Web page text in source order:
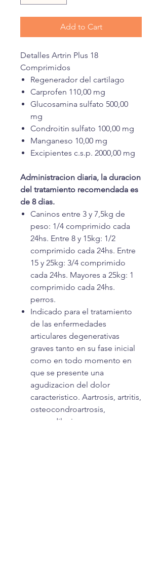
Add to Cart
Detalles Artrin Plus 18
Comprimidos
Regenerador del cartilago
Carprofen 110,00 mg
Glucosamina sulfato 500,00
mg
Condroitin sulfato 100,00 mg
Manganeso 10,00 mg
Excipientes c.s.p. 2000,00 mg
Administracion diaria, la duracion
del tratamiento recomendada es
de 8 dias.
Caninos entre 3 y 7,5kg de
peso: 1/4 comprimido cada
24hs. Entre 8 y 15kg: 1/2
comprimido cada 24hs. Entre
15 y 25kg: 3/4 comprimido
cada 24hs. Mayores a 25kg: 1
comprimido cada 24hs.
perros.
Indicado para el tratamiento
de las enfermedades
articulares degenerativas
graves tanto en su fase inicial
como en todo momento en
que se presente una
agudizacion del dolor
caracteristico. Aartrosis, artritis,
osteocondroartrosis,
espondilosis,